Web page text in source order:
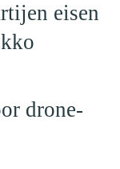
eisen
drone-